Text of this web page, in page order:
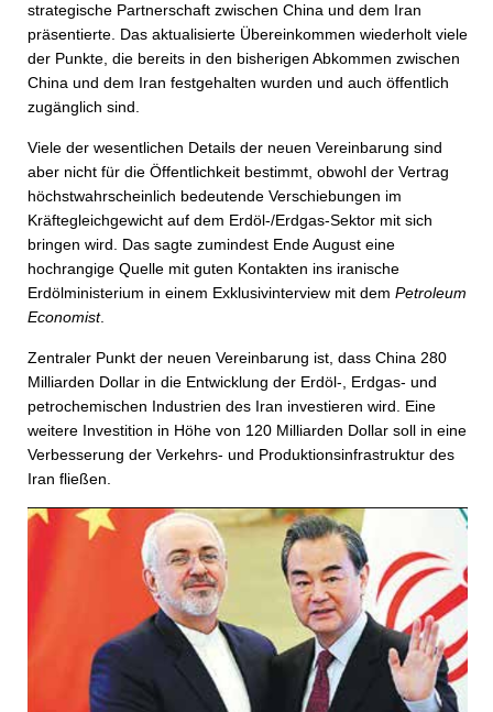
strategische Partnerschaft zwischen China und dem Iran
präsentierte. Das aktualisierte Übereinkommen wiederholt viele
der Punkte, die bereits in den bisherigen Abkommen zwischen
China und dem Iran festgehalten wurden und auch öffentlich
zugänglich sind.
Viele der wesentlichen Details der neuen Vereinbarung sind
aber nicht für die Öffentlichkeit bestimmt, obwohl der Vertrag
höchstwahrscheinlich bedeutende Verschiebungen im
Kräftegleichgewicht auf dem Erdöl-/Erdgas-Sektor mit sich
bringen wird. Das sagte zumindest Ende August eine
hochrangige Quelle mit guten Kontakten ins iranische
Erdölministerium in einem Exklusivinterview mit dem Petroleum
Economist.
Zentraler Punkt der neuen Vereinbarung ist, dass China 280
Milliarden Dollar in die Entwicklung der Erdöl-, Erdgas- und
petrochemischen Industrien des Iran investieren wird. Eine
weitere Investition in Höhe von 120 Milliarden Dollar soll in eine
Verbesserung der Verkehrs- und Produktionsinfrastruktur des
Iran fließen.